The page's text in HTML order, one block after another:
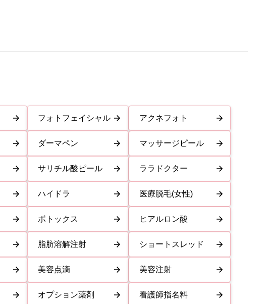
フォトフェイシャル アクネフォト
ダーマペン マッサージピール
サリチル酸ピール ララドクター
ハイドラ 医療脱毛(女性)
ボトックス ヒアルロン酸
脂肪溶解注射 ショートスレッド
美容点滴 美容注射
オプション薬剤 看護師指名料